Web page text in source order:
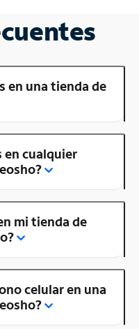
en una tienda de
en cualquier
mi tienda de
celular en una